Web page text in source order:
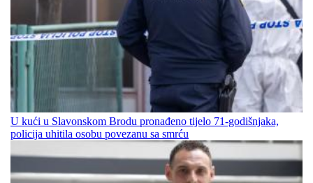
U kući u Slavonskom Brodu pronađeno tijelo 71-godišnjaka,
policija uhitila osobu povezanu sa smrću